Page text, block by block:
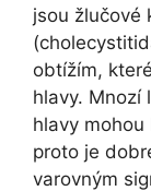
jsou žlučové
obtížím,
hlavy. Mnozí
hlavy
proto je
varovným